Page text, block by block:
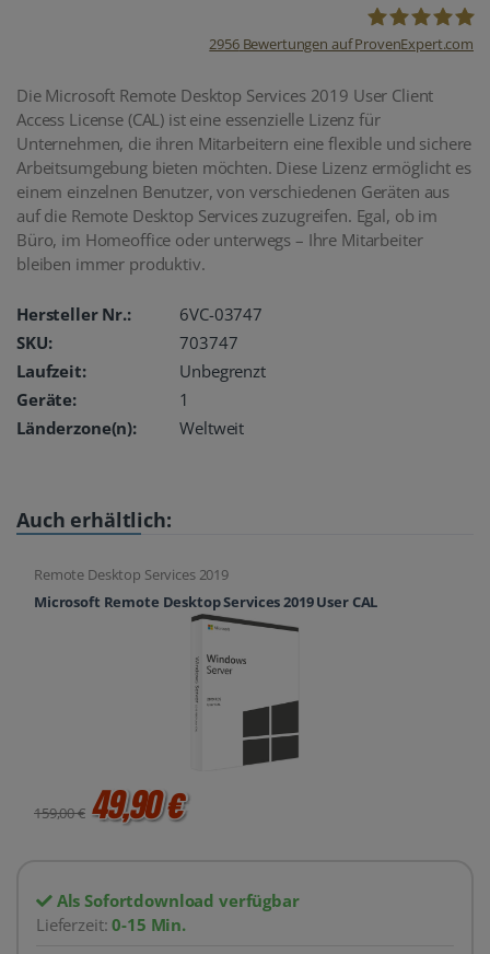
oemhandel24
UG
2956Bewertungen auf ProvenExpert.com
Die Microsoft Remote Desktop Services 2019 User Client
Access License (CAL) ist eine essenzielle Lizenz für
Unternehmen, die ihren Mitarbeitern eine flexible und sichere
Arbeitsumgebung bieten möchten. Diese Lizenz ermöglicht es
einem einzelnen Benutzer, von verschiedenen Geräten aus
auf die Remote Desktop Services zuzugreifen. Egal, ob im
Büro, im Homeoffice oder unterwegs – Ihre Mitarbeiter
bleiben immer produktiv.
Hersteller Nr.:
6VC-03747
SKU:
703747
Laufzeit:
Unbegrenzt
Geräte:
1
Länderzone(n):
Weltweit
Auch erhältlich:
Remote Desktop Services 2019
Microsoft Remote Desktop Services 2019 User CAL
159,00 € 49,90 €
Als Sofortdownload verfügbar
Lieferzeit:0-15 Min.